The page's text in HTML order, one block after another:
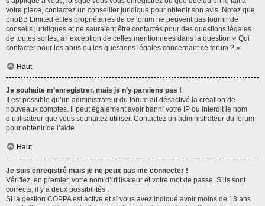
votre place, contactez un conseiller juridique pour obtenir son avis. Notez que
phpBB Limited et les propriétaires de ce forum ne peuvent pas fournir de
conseils juridiques et ne sauraient être contactés pour des questions légales
de toutes sortes, à l’exception de celles mentionnées dans la question « Qui
contacter pour les abus ou les questions légales concernant ce forum ? ».
Haut
Je souhaite m’enregistrer, mais je n’y parviens pas !
Il est possible qu’un administrateur du forum ait désactivé la création de
nouveaux comptes. Il peut également avoir banni votre IP ou interdit le nom
d’utilisateur que vous souhaitez utiliser. Contactez un administrateur du forum
pour obtenir de l’aide.
Haut
Je suis enregistré mais je ne peux pas me connecter !
Vérifiez, en premier, votre nom d’utilisateur et votre mot de passe. S’ils sont
corrects, il y a deux possibilités :
Si la gestion COPPA est active et si vous avez indiqué avoir moins de 13 ans